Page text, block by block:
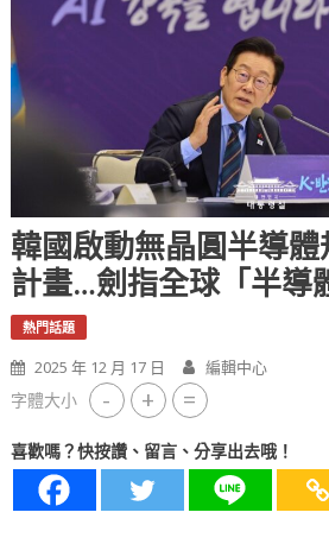
韓國啟動無晶圓半導
計畫…劍指全球「半導
熱門話題
2025 年 12 月 17 日 編輯中心
字體大小 - + =
喜歡嗎？快按讚、留言、分享出去哦！